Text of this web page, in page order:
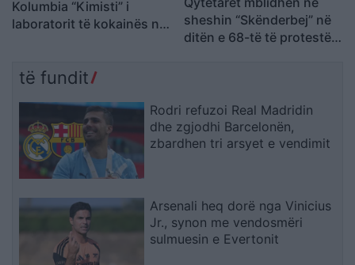
Kolumbia “Kimisti” i
laboratorit të kokainës në
sheshin “Skënderbej” në
ditën e 68-të të protestës
të fundit
Rodri refuzoi Real Madridin
dhe zgjodhi Barcelonën,
zbardhen tri arsyet e vendimit
Arsenali heq dorë nga Vinicius
Jr., synon me vendosmëri
sulmuesin e Evertonit